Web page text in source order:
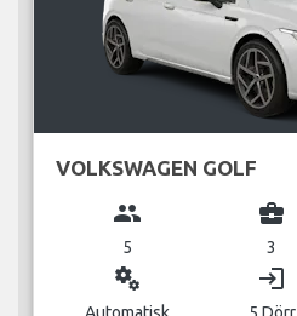
VOLKSWAGEN GOLF
group
5
business_center
3
miscellaneous_services login